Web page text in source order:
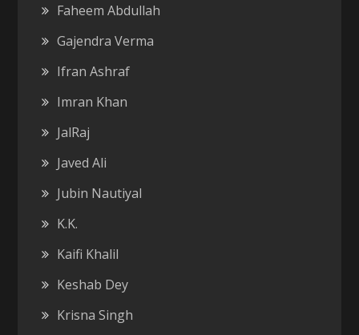
Faheem Abdullah
Gajendra Verma
Ifran Ashraf
Imran Khan
JalRaj
Javed Ali
Jubin Nautiyal
K.K.
Kaifi Khalil
Keshab Dey
Krisna Singh